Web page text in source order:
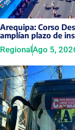
Arequipa: Corso
amplían plazo de
Regional Ago 5,